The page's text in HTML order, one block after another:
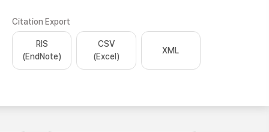
Citation Export
RIS
(EndNote)
CSV
(Excel)
XML